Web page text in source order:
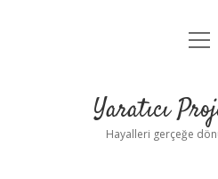
Yasal
Yaratıcı
Hayalleri gerçeğe